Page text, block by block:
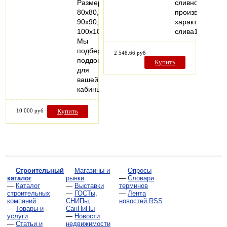
Размеры
80x80,
90x90,
100x100
Мы
подберем
поддон
для
вашей
кабины!
10 000 руб Купить
сливной
слива1…
2 548.66 руб
Купить
— Строительный
каталог
— Каталог
строительных
компаний
— Товары и
услуги
— Статьи и
— Магазины и
рынки
— Выставки
— ГОСТы,
СНИПы,
СанПиНы
— Новости
недвижимости
— Опросы
— Словари
терминов
— Лента
новостей RSS